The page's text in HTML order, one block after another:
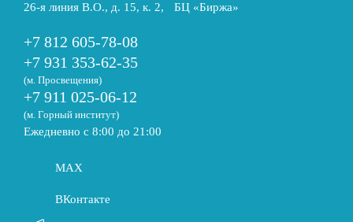
26-я линия В.О., д. 15, к. 2, БЦ «Биржа»
+7 812 605-78-08
+7 931 353-62-35
(м. Просвещения)
+7 911 025-06-12
(м. Горный институт)
Ежедневно с 8:00 до 21:00
MAX
ВКонтакте